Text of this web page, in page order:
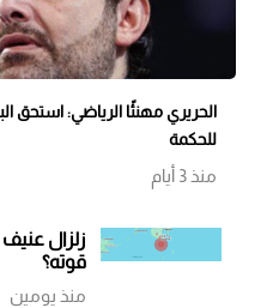
الحريري مهنئًا الرياضي: استحق
للحكمة
منذ 3 أيام
زلزال
قوته؟
منذ يومين